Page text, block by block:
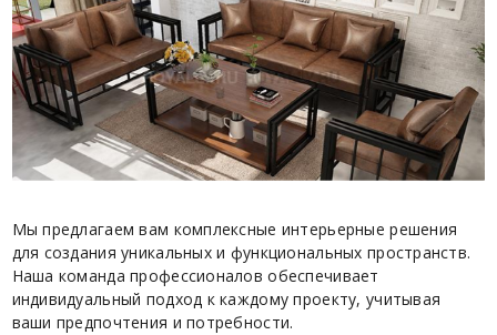
Мы предлагаем вам комплексные интерьерные решения
для создания уникальных и функциональных пространств.
Наша команда профессионалов обеспечивает
индивидуальный подход к каждому проекту, учитывая
ваши предпочтения и потребности.